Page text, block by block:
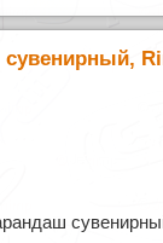
сувенирный,